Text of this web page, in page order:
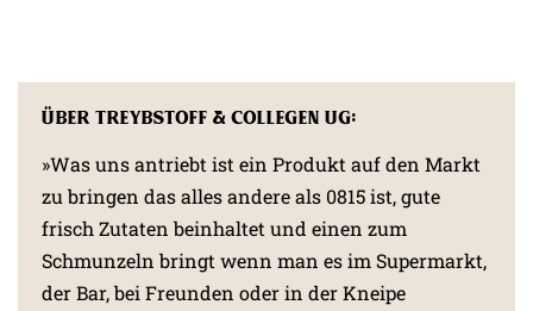
Über Treybstoff & Collegen UG:
»Was uns antriebt ist ein Produkt auf den Markt
zu bringen das alles andere als 0815 ist, gute
frisch Zutaten beinhaltet und einen zum
Schmunzeln bringt wenn man es im Supermarkt,
der Bar, bei Freunden oder in der Kneipe